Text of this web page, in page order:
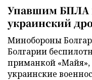
Упавшим БПЛА
украинский
Минобороны
Болгарии
приманкой «Майя»,
украинские